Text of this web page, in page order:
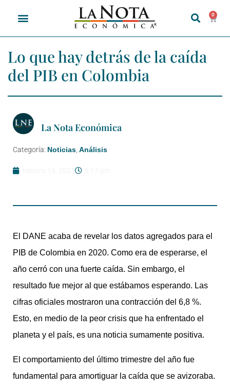
0
Lo que hay detrás de la caída
del PIB en Colombia
La Nota Económica
Categoría: Noticias Análisis
El DANE acaba de revelar los datos agregados para el
PIB de Colombia en 2020. Como era de esperarse, el
año cerró con una fuerte caída. Sin embargo, el
resultado fue mejor al que estábamos esperando. Las
cifras oficiales mostraron una contracción del 6,8 %.
Esto, en medio de la peor crisis que ha enfrentado el
planeta y el país, es una noticia sumamente positiva.
El comportamiento del último trimestre del año fue
fundamental para amortiguar la caída que se avizoraba.